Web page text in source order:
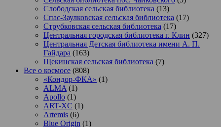
Слободская сельская библиотека (13)
Спас-Заулковская сельская библиотека (17)
Струбковская сельская библиотека (17)
Центральная городская библиотека г. Клин (327)
Центральная Детская библиотека имени А. П.
Гайдара (163)
Щекинская сельская библиотека (7)
Все о космосе (808)
«Кондор-ФКА» (1)
ALMA (1)
Apollo (1)
ART-XC (1)
Artemis (6)
Blue Origin (1)